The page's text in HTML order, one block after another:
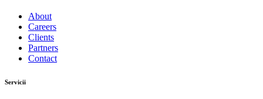
About
Careers
Clients
Partners
Contact
Servicii